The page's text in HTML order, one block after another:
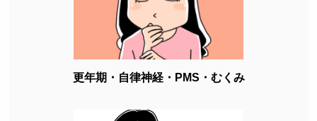
更年期・自律神経・PMS・むくみ